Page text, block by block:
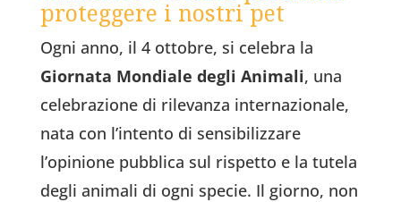
proteggere i nostri pet
Ogni anno, il 4 ottobre, si celebra la
Giornata Mondiale degli Animali, una
celebrazione di rilevanza internazionale,
nata con l’intento di sensibilizzare
l’opinione pubblica sul rispetto e la tutela
degli animali di ogni specie. Il giorno, non